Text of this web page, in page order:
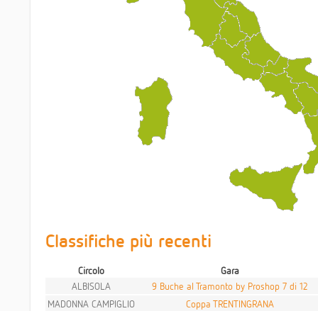
Classifiche più recenti
Circolo
Gara
ALBISOLA
9 Buche al Tramonto by Proshop 7 di 12
MADONNA CAMPIGLIO
Coppa TRENTINGRANA